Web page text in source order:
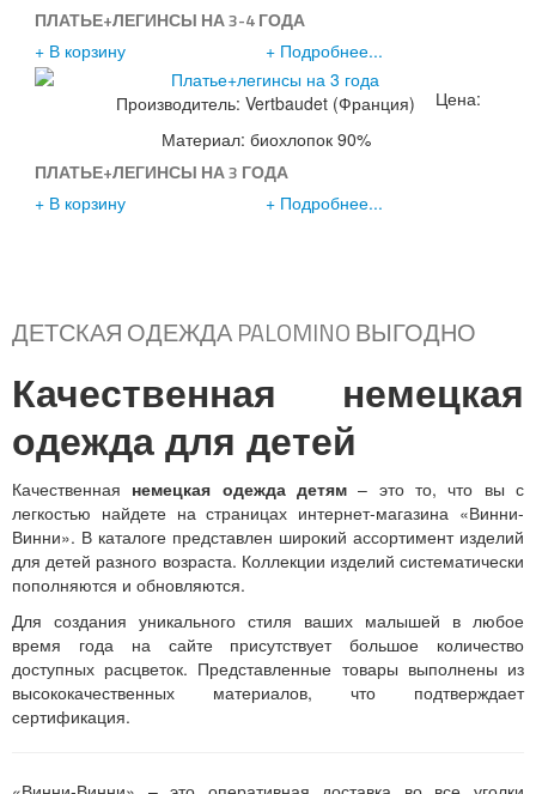
ПЛАТЬЕ+ЛЕГИНСЫ НА 3-4 ГОДА
+ В корзину + Подробнее...
Производитель:Vertbaudet (Франция) Цена:
1490р.
Материал: биохлопок 90%
ПЛАТЬЕ+ЛЕГИНСЫ НА 3 ГОДА
+ В корзину + Подробнее...
ДЕТСКАЯ ОДЕЖДА PALOMINO ВЫГОДНО
Качественная немецкая
одежда для детей
Качественная немецкая одежда детям – это то, что вы с
легкостью найдете на страницах интернет-магазина «Винни-
Винни». В каталоге представлен широкий ассортимент изделий
для детей разного возраста. Коллекции изделий систематически
пополняются и обновляются.
Для создания уникального стиля ваших малышей в любое
время года на сайте присутствует большое количество
доступных расцветок. Представленные товары выполнены из
высококачественных материалов, что подтверждает
сертификация.